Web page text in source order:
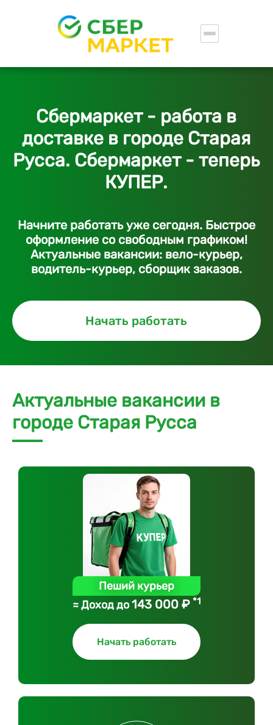
Сбермаркет - работа в
доставке в городе Старая
Русса. Сбермаркет - теперь
КУПЕР.
Начните работать уже сегодня. Быстрое
оформление со свободным графиком!
Актуальные вакансии: вело-курьер,
водитель-курьер, сборщик заказов.
Начать работать
Актуальные вакансии в
городе Старая Русса
Пеший курьер
≈ Доход до143 000 ₽ *1
Начать работать